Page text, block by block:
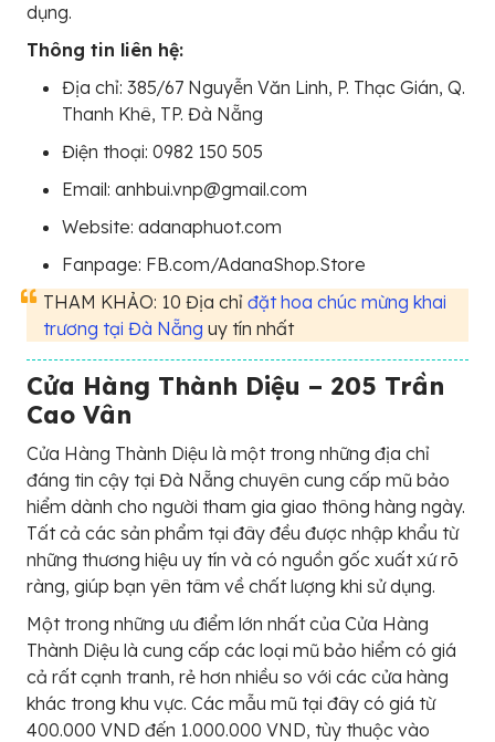
dụng.
Thông tin liên hệ:
Địa chỉ: 385/67 Nguyễn Văn Linh, P. Thạc Gián, Q.
Thanh Khê, TP. Đà Nẵng
Điện thoại: 0982 150 505
Email: anhbui.vnp@gmail.com
Website: adanaphuot.com
Fanpage: FB.com/AdanaShop.Store
THAM KHẢO: 10 Địa chỉ đặt hoa chúc mừng khai
trương tại Đà Nẵng uy tín nhất
Cửa Hàng Thành Diệu – 205 Trần
Cao Vân
Cửa Hàng Thành Diệu là một trong những địa chỉ
đáng tin cậy tại Đà Nẵng chuyên cung cấp mũ bảo
hiểm dành cho người tham gia giao thông hàng ngày.
Tất cả các sản phẩm tại đây đều được nhập khẩu từ
những thương hiệu uy tín và có nguồn gốc xuất xứ rõ
ràng, giúp bạn yên tâm về chất lượng khi sử dụng.
Một trong những ưu điểm lớn nhất của Cửa Hàng
Thành Diệu là cung cấp các loại mũ bảo hiểm có giá
cả rất cạnh tranh, rẻ hơn nhiều so với các cửa hàng
khác trong khu vực. Các mẫu mũ tại đây có giá từ
400.000 VND đến 1.000.000 VND, tùy thuộc vào